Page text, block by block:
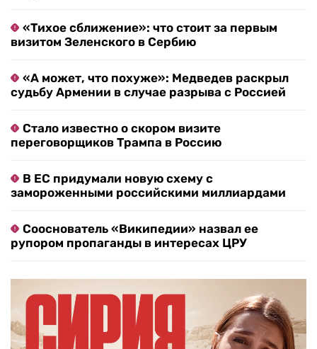
«Тихое сближение»: что стоит за первым
визитом Зеленского в Сербию
«А может, что похуже»: Медведев раскрыл
судьбу Армении в случае разрыва с Россией
Стало известно о скором визите
переговорщиков Трампа в Россию
В ЕС придумали новую схему с
замороженными российскими миллиардами
Сооснователь «Википедии» назвал ее
рупором пропаганды в интересах ЦРУ